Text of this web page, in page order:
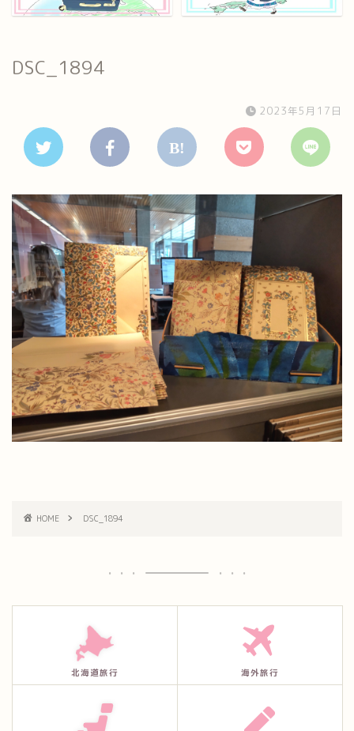
DSC_1894
2023年5月17日
HOME DSC_1894
北海道旅行 海外旅行